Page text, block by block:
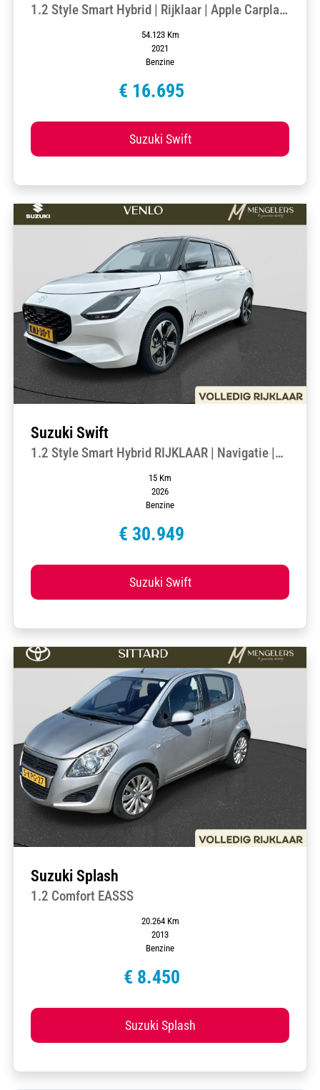
1.2 Style Smart Hybrid | Rijklaar | Apple Carplay
54.123 Km
2021
Benzine
€ 16.695
Suzuki Swift
Suzuki Swift
1.2 Style Smart Hybrid RIJKLAAR | Navigatie |
Adaptief | All-Seasonbanden | Demo
15 Km
2026
Benzine
€ 30.949
Suzuki Swift
Suzuki Splash
1.2 Comfort EASSS
20.264 Km
2013
Benzine
€ 8.450
Suzuki Splash